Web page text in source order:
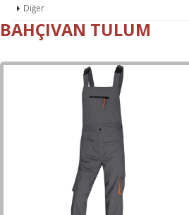
Diğer
BAHÇIVAN TULUM